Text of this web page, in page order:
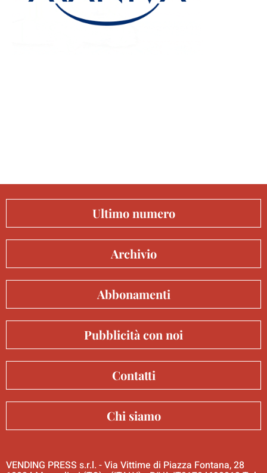
Ultimo numero
Archivio
Abbonamenti
Pubblicità con noi
Contatti
Chi siamo
VENDING PRESS s.r.l. - Via Vittime di Piazza Fontana, 28